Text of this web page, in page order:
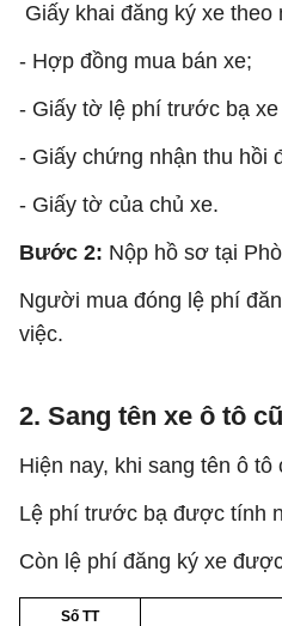
Giấy khai đăng ký xe
- Hợp đồng mua bán xe;
- Giấy tờ lệ phí trước bạ
- Giấy chứng nhận thu hồi
- Giấy tờ của chủ xe.
Bước 2: Nộp hồ sơ tại
Người mua đóng lệ phí
việc.
2. Sang tên xe ô tô
Hiện nay, khi sang tên ô
Lệ phí trước bạ được tính
Còn lệ phí đăng ký xe
Số TT